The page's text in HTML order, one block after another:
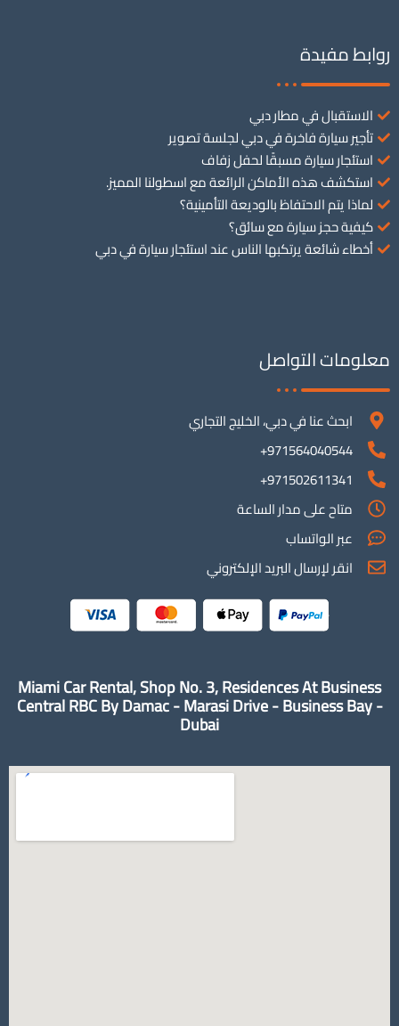
روابط مفيدة
الاستقبال في مطار دبي
تأجير سيارة فاخرة في دبي لجلسة تصوير
استئجار سيارة مسبقًا لحفل زفاف
استكشف هذه الأماكن الرائعة مع اسطولنا المميز.
لماذا يتم الاحتفاظ بالوديعة التأمينية؟
كيفية حجز سيارة مع سائق؟
أخطاء شائعة يرتكبها الناس عند استئجار سيارة في دبي
معلومات التواصل
ابحث عنا في دبي، الخليج التجاري
971564040544+
971502611341+
متاح على مدار الساعة
عبر الواتساب
انقر لإرسال البريد الإلكتروني
Miami Car Rental, Shop No. 3, Residences At Business
Central RBC By Damac - Marasi Drive - Business Bay -
Dubai